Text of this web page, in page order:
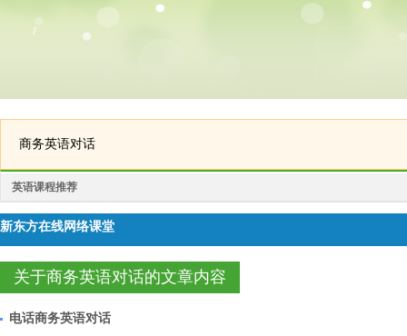
商务英语对话
英语课程推荐
新东方在线网络课堂
关于商务英语对话的文章内容
电话商务英语对话